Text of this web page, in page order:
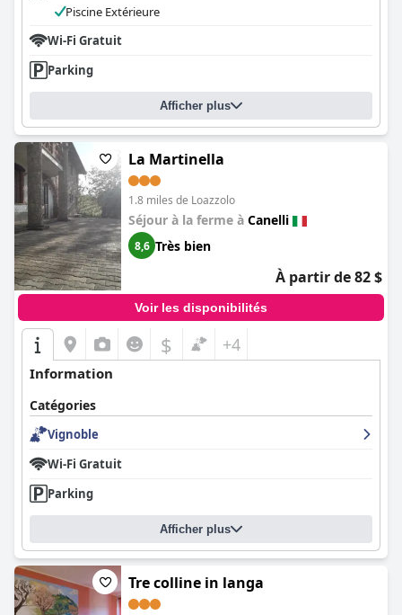
Piscine Extérieure
Wi-Fi Gratuit
Parking
Afficher plus
La Martinella
1.8 miles de Loazzolo
Séjour à la ferme à Canelli
8,6 Très bien
À partir de 82 $
Voir les disponibilités
$ +4
Information
Catégories
Vignoble
Wi-Fi Gratuit
Parking
Afficher plus
Tre colline in langa